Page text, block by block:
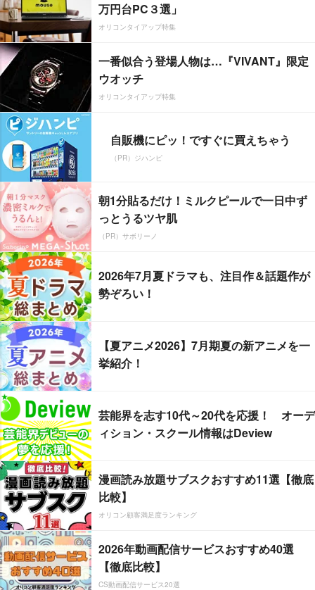
万円台PC３選」
オリコンタイアップ特集
一番似合う登場人物は…『VIVANT』限定
ウオッチ
オリコンタイアップ特集
自販機にピッ！ですぐに買えちゃう
（PR）ジハンピ
朝1分貼るだけ！ミルクピールで一日中ず
っとうるツヤ肌
（PR）サボリーノ
2026年7月夏ドラマも、注目作＆話題作が
勢ぞろい！
【夏アニメ2026】7月期夏の新アニメを一
挙紹介！
芸能界を志す10代～20代を応援！ オーデ
ィション・スクール情報はDeview
漫画読み放題サブスクおすすめ11選【徹底
比較】
オリコン顧客満足度ランキング
2026年動画配信サービスおすすめ40選
【徹底比較】
CS動画配信サービス20選